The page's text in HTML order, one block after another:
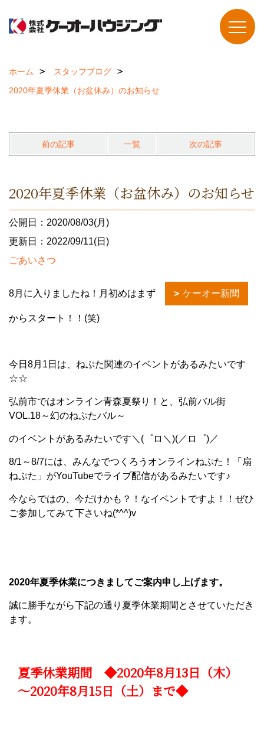
ホーム
スタッフブログ
2020年夏季休業（お盆休み）のお知らせ
前の記事 一覧 次の記事
2020年夏季休業（お盆休み）のお知らせ
公開日：2020/08/03(月)
更新日：2022/09/11(日)
ごあいさつ
8月に入りましたね！月初めはまず ケーオー新聞
からスタート！！(笑)
今日8月1日は、ねぷた関連のイベントがあるみたいです
☆☆
弘前市ではオンライン青森夏祭り！と、弘前バル街
VOL.18～幻のねぷたバル～
のイベントがあるみたいです＼(゜ロ＼)(／ロ゜)／
8/1～8/7には、みんなでつくろうオンラインねぷた！「扇
ねぷた」がYouTubeでライブ配信があるみたいです♪
今ならではの、今だけかも？！なイベントですよ！！ぜひ
ご参加してみて下さいね(*^^)v
2020年夏季休業につきましてご案内申し上げます。
誠に勝手ながら下記の通り夏季休業期間とさせていただき
ます。
夏季休業期間 ◆2020年8月13日（木）
～2020年8月15日（土）まで◆